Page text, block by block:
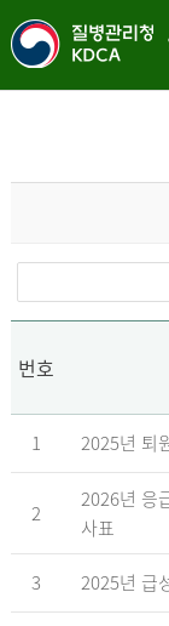
번호
1 2025년 퇴
2
2026년 응
사표
3 2025년 급